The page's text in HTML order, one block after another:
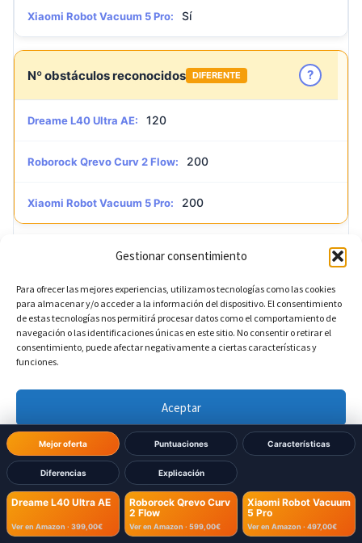
Gestionar consentimiento
Para ofrecer las mejores experiencias, utilizamos tecnologías como las cookies
para almacenar y/o acceder a la información del dispositivo. El consentimiento
de estas tecnologías nos permitirá procesar datos como el comportamiento de
navegación o las identificaciones únicas en este sitio. No consentir o retirar el
consentimiento, puede afectar negativamente a ciertas características y
funciones.
Aceptar
Denegar
Ver preferencias
Política de cookies Política de Privacidad Aviso Legal
Mejor oferta Puntuaciones Características
Diferencias Explicación
Dreame L40 Ultra AE
Ver en Amazon · 399,00€
Roborock Qrevo Curv
2 Flow
Ver en Amazon · 599,00€
Xiaomi Robot Vacuum
5 Pro
Ver en Amazon · 497,00€
Xiaomi Robot Vacuum 5 Pro: Sí
Nº obstáculos reconocidos DIFERENTE ?
Dreame L40 Ultra AE: 120
Roborock Qrevo Curv 2 Flow: 200
Xiaomi Robot Vacuum 5 Pro: 200
Reconocimiento de mascotas DIFERENTE
Dreame L40 Ultra AE: Sí
Roborock Qrevo Curv 2 Flow: Sí
Xiaomi Robot Vacuum 5 Pro: No
Detección de cortinas ?
Dreame L40 Ultra AE: No
Roborock Qrevo Curv 2 Flow: No